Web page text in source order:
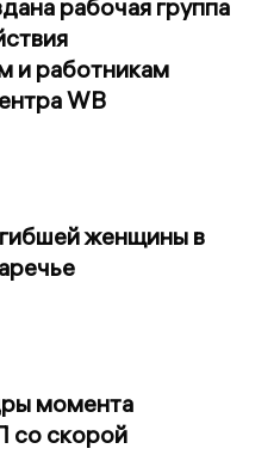
рабочая группа
и работникам
WB
женщины в
момента
со скорой